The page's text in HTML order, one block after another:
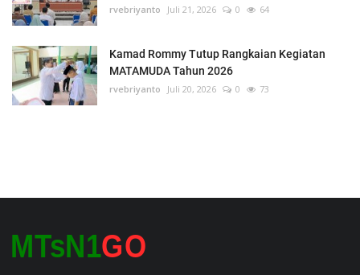
rvebriyanto Juli 21, 2026 0 64
Kamad Rommy Tutup Rangkaian Kegiatan
MATAMUDA Tahun 2026
rvebriyanto Juli 20, 2026 0 73